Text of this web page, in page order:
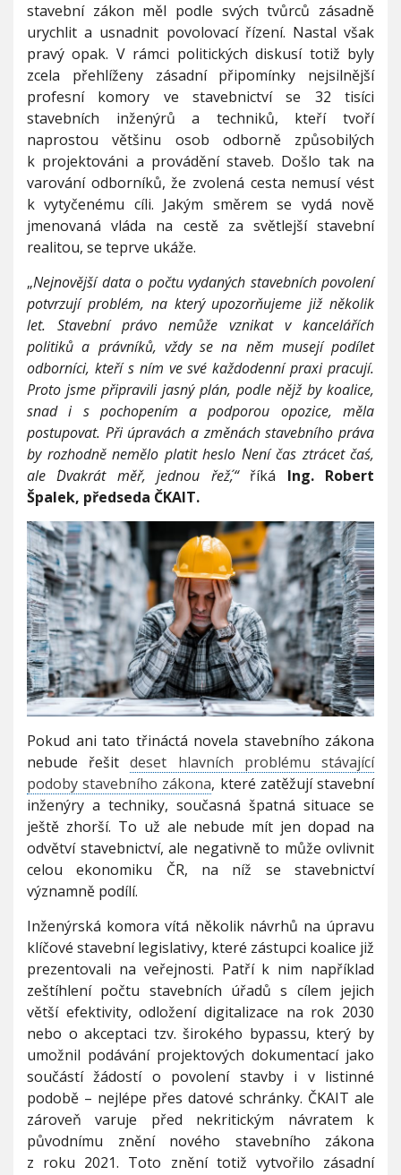
n
o
v
é
o
s
t
a
v
e
b
n
í
h
z
á
k
o
n
a
stavební zákon měl podle svých tvůrců zásadně
urychlit a usnadnit povolovací řízení. Nastal však
pravý opak. V rámci politických diskusí totiž byly
zcela přehlíženy zásadní připomínky nejsilnější
profesní komory ve stavebnictví se 32 tisíci
stavebních inženýrů a techniků, kteří tvoří
naprostou většinu osob odborně způsobilých
k projektováni a provádění staveb. Došlo tak na
varování odborníků, že zvolená cesta nemusí vést
k vytyčenému cíli. Jakým směrem se vydá nově
jmenovaná vláda na cestě za světlejší stavební
realitou, se teprve ukáže.
„Nejnovější data o počtu vydaných stavebních povolení
potvrzují problém, na který upozorňujeme již několik
let. Stavební právo nemůže vznikat v kancelářích
politiků a právníků, vždy se na něm musejí podílet
odborníci, kteří s ním ve své každodenní praxi pracují.
Proto jsme připravili jasný plán, podle nějž by koalice,
snad i s pochopením a podporou opozice, měla
postupovat. Při úpravách a změnách stavebního práva
by rozhodně nemělo platit heslo ´Není čas ztrácet čas´,
ale ´Dvakrát měř, jednou řež´,“ říká Ing. Robert
Špalek, předseda ČKAIT.
Pokud ani tato třináctá novela stavebního zákona
nebude řešitdeset hlavních problému stávající
podoby stavebního zákona, které zatěžují stavební
inženýry a techniky, současná špatná situace se
ještě zhorší. To už ale nebude mít jen dopad na
odvětví stavebnictví, ale negativně to může ovlivnit
celou ekonomiku ČR, na níž se stavebnictví
významně podílí.
Inženýrská komora vítá několik návrhů na úpravu
klíčové stavební legislativy, které zástupci koalice již
prezentovali na veřejnosti. Patří k nim například
zeštíhlení počtu stavebních úřadů s cílem jejich
větší efektivity, odložení digitalizace na rok 2030
nebo o akceptaci tzv. širokého bypassu, který by
umožnil podávání projektových dokumentací jako
součástí žádostí o povolení stavby i v listinné
podobě – nejlépe přes datové schránky. ČKAIT ale
zároveň varuje před nekritickým návratem k
původnímu znění nového stavebního zákona
z roku 2021. Toto znění totiž vytvořilo zásadní